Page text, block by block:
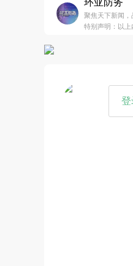
环亚防务
聚焦天下新闻，
特别声明：以
登